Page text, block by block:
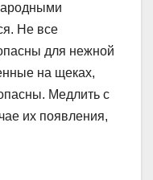
Не все
для нежной
на щеках,
Медлить с
их появления,